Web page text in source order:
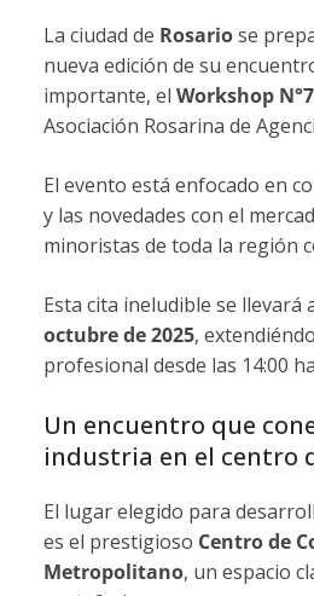
La ciudad de Rosariose
nueva edición de su
importante, el Workshop
Asociación Rosarina de
El evento está enfocado en
y las novedades con el
minoristas de toda la región
Esta cita ineludible se llevará
octubre de 2025,
profesional desde las 14:00
Un encuentro que
industria en el centro
El lugar elegido para
es el prestigioso Centro de
Metropolitano, un espacio